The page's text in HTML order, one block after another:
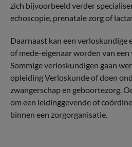
zich bijvoorbeeld verder
echoscopie, prenatale zorg of
Daarnaast kan een verloskundige
of mede-eigenaar worden van
Sommige verloskundigen gaan
opleiding Verloskunde of doen
zwangerschap en geboortezorg.
om een leidinggevende of
binnen een zorgorganisatie.